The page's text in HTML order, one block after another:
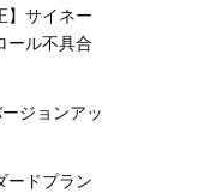
】サイネー
ール不具合
ジョンアッ
ードプラン